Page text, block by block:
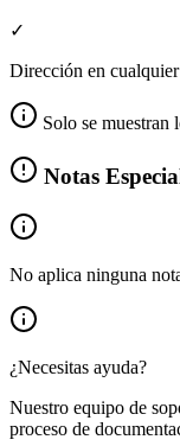
✓
Dirección en
Solo se muestran
Notas
No aplica ninguna
¿Necesitas ayuda?
Nuestro equipo de
proceso de